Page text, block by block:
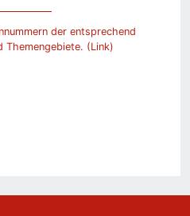
der entsprechend
Themengebiete. (Link)